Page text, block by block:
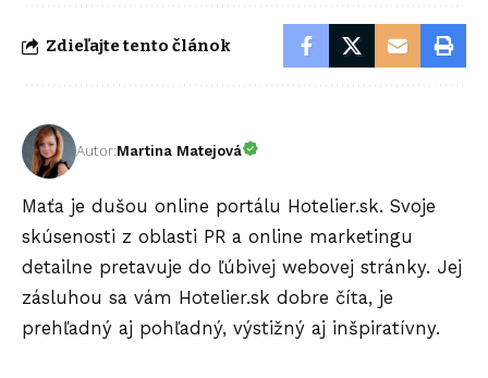
Zdieľajte tento článok
Autor:Martina Matejová
Maťa je dušou online portálu Hotelier.sk. Svoje
skúsenosti z oblasti PR a online marketingu
detailne pretavuje do ľúbivej webovej stránky. Jej
zásluhou sa vám Hotelier.sk dobre číta, je
prehľadný aj pohľadný, výstižný aj inšpiratívny.